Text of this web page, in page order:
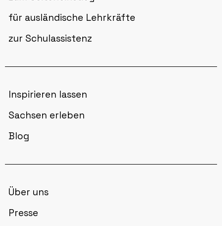
für ausländische Lehrkräfte
zur Schulassistenz
Inspirieren lassen
Sachsen erleben
Blog
Über uns
Presse